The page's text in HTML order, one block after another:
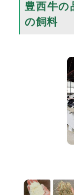
豊西牛の
の飼料